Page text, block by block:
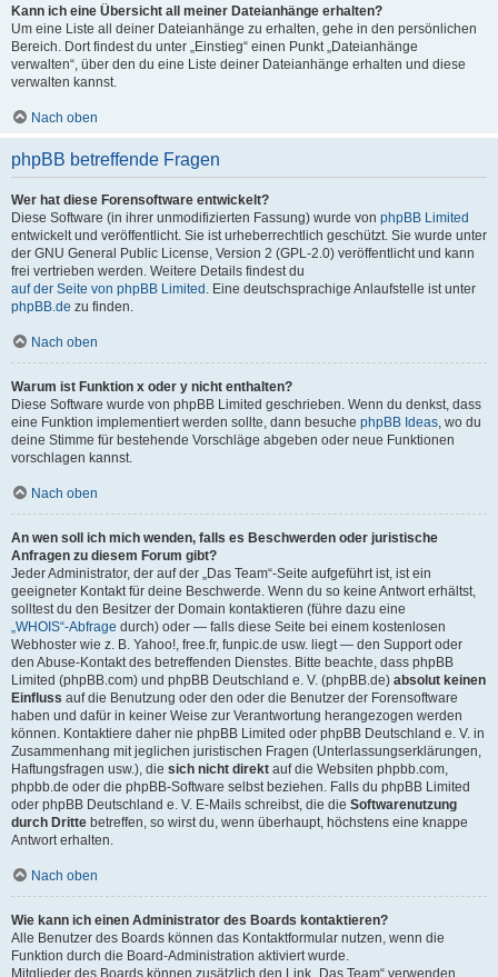
Kann ich eine Übersicht all meiner Dateianhänge erhalten?
Um eine Liste all deiner Dateianhänge zu erhalten, gehe in den persönlichen
Bereich. Dort findest du unter „Einstieg“ einen Punkt „Dateianhänge
verwalten“, über den du eine Liste deiner Dateianhänge erhalten und diese
verwalten kannst.
Nach oben
phpBB betreffende Fragen
Wer hat diese Forensoftware entwickelt?
Diese Software (in ihrer unmodifizierten Fassung) wurde von phpBB Limited
entwickelt und veröffentlicht. Sie ist urheberrechtlich geschützt. Sie wurde unter
der GNU General Public License, Version 2 (GPL-2.0) veröffentlicht und kann
frei vertrieben werden. Weitere Details findest du
auf der Seite von phpBB Limited . Eine deutschsprachige Anlaufstelle ist unter
phpBB.de zu finden.
Nach oben
Warum ist Funktion x oder y nicht enthalten?
Diese Software wurde von phpBB Limited geschrieben. Wenn du denkst, dass
eine Funktion implementiert werden sollte, dann besuche phpBB Ideas, wo du
deine Stimme für bestehende Vorschläge abgeben oder neue Funktionen
vorschlagen kannst.
Nach oben
An wen soll ich mich wenden, falls es Beschwerden oder juristische
Anfragen zu diesem Forum gibt?
Jeder Administrator, der auf der „Das Team“-Seite aufgeführt ist, ist ein
geeigneter Kontakt für deine Beschwerde. Wenn du so keine Antwort erhältst,
solltest du den Besitzer der Domain kontaktieren (führe dazu eine
„WHOIS“-Abfrage durch) oder — falls diese Seite bei einem kostenlosen
Webhoster wie z. B. Yahoo!, free.fr, funpic.de usw. liegt — den Support oder
den Abuse-Kontakt des betreffenden Dienstes. Bitte beachte, dass phpBB
Limited (phpBB.com) und phpBB Deutschland e. V. (phpBB.de) absolut keinen
Einfluss auf die Benutzung oder den oder die Benutzer der Forensoftware
haben und dafür in keiner Weise zur Verantwortung herangezogen werden
können. Kontaktiere daher nie phpBB Limited oder phpBB Deutschland e. V. in
Zusammenhang mit jeglichen juristischen Fragen (Unterlassungserklärungen,
Haftungsfragen usw.), die sich nicht direkt auf die Websiten phpbb.com,
phpbb.de oder die phpBB-Software selbst beziehen. Falls du phpBB Limited
oder phpBB Deutschland e. V. E-Mails schreibst, die die Softwarenutzung
durch Dritte betreffen, so wirst du, wenn überhaupt, höchstens eine knappe
Antwort erhalten.
Nach oben
Wie kann ich einen Administrator des Boards kontaktieren?
Alle Benutzer des Boards können das Kontaktformular nutzen, wenn die
Funktion durch die Board-Administration aktiviert wurde.
Mitglieder des Boards können zusätzlich den Link „Das Team“ verwenden.